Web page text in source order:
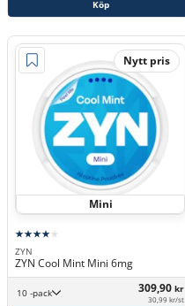
Köp
Nytt pris
Mini
ZYN
ZYN Cool Mint Mini 6mg
10 -pack 309,90 kr
30,99 kr/st